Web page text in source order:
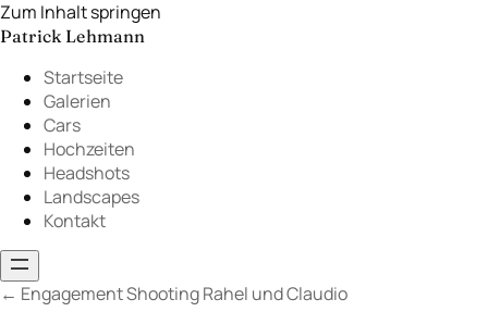
Zum Inhalt springen
Patrick Lehmann
Startseite
Galerien
Cars
Hochzeiten
Headshots
Landscapes
Kontakt
← Engagement Shooting Rahel und Claudio